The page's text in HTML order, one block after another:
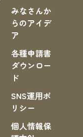
みなさんか
らのアイデ
ア
各種申請書
ダウンロー
ド
SNS運⽤ポ
リシー
個人情報保